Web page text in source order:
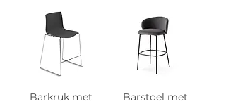
Barkruk met
Barstoel met